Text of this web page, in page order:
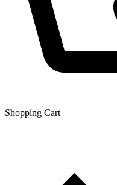
Shopping Сart